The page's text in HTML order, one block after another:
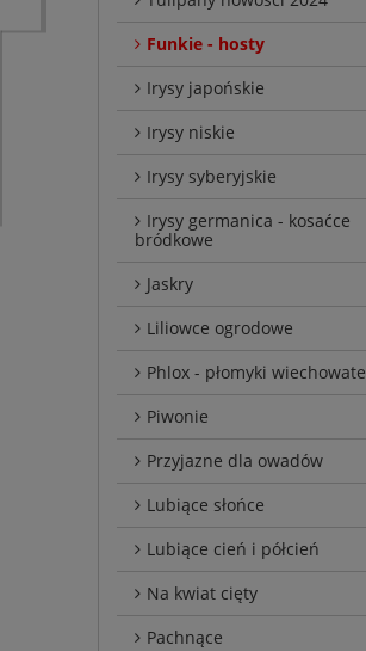
Funkie - hosty
Irysy japońskie
Irysy niskie
Irysy syberyjskie
Irysy germanica - kosaćce
bródkowe
Jaskry
Liliowce ogrodowe
Phlox - płomyki wiechowate
Piwonie
Przyjazne dla owadów
Lubiące słońce
Lubiące cień i półcień
Na kwiat cięty
Pachnące